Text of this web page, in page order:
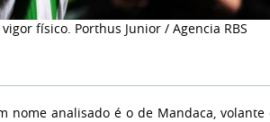
físico. Porthus Junior / Agencia RBS
nome analisado é o de Mandaca, volante